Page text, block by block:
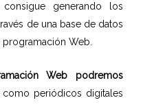
generando los
de una base de datos
Web.
Web podremos
periódicos digitales